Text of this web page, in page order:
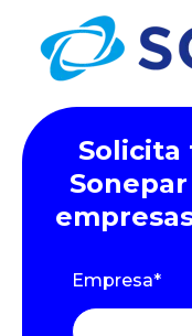
Solicita
Empresa*